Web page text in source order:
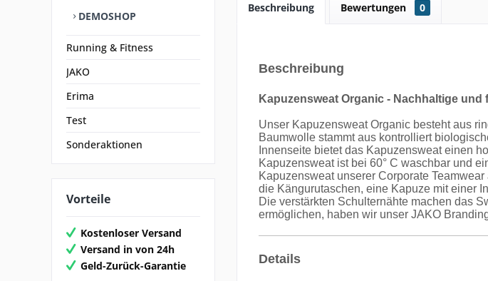
DEMOSHOP
Running & Fitness
JAKO
Erima
Test
Sonderaktionen
Vorteile
Kostenloser Versand
Versand in von 24h
Geld-Zurück-Garantie
Beschreibung Bewertungen 0
Beschreibung
Kapuzensweat Organic - Nachhaltige
Unser Kapuzensweat Organic besteht aus
Baumwolle stammt aus kontrolliert
Innenseite bietet das Kapuzensweat einen
Kapuzensweat ist bei 60° C waschbar und
Kapuzensweat unserer Corporate
die Kängurutaschen, eine Kapuze mit einer
Die verstärkten Schulternähte machen das
ermöglichen, haben wir unser JAKO
Details